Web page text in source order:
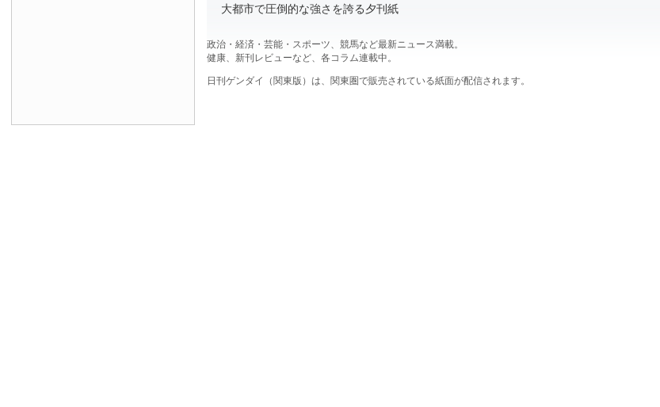
大都市で圧倒的な強さを誇る夕刊紙
政治・経済・芸能・スポーツ、競馬など最新ニュース満載。
健康、新刊レビューなど、各コラム連載中。
日刊ゲンダイ（関東版）は、関東圏で販売されている紙面が配信されます。